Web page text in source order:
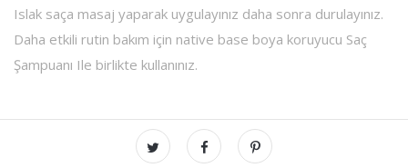
Islak saça masaj yaparak uygulayınız daha sonra durulayınız.
Daha etkili rutin bakım için native base boya koruyucu Saç
Şampuanı Ile birlikte kullanınız.